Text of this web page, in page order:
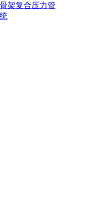
架复合压力管